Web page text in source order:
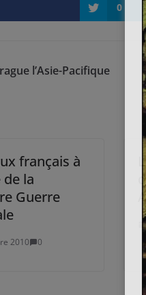
0
l’Asie-Pacifique
français à
de la
Guerre
2010 0